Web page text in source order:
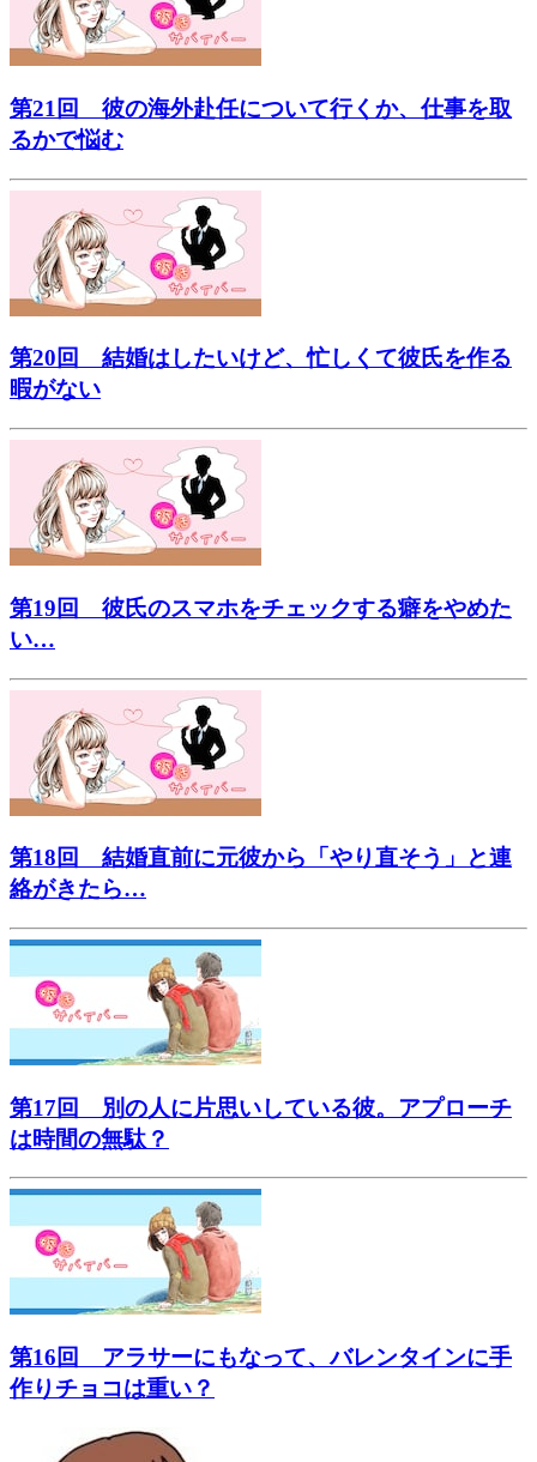
第21回 彼の海外赴任について行くか、仕事を取
るかで悩む
第20回 結婚はしたいけど、忙しくて彼氏を作る
暇がない
第19回 彼氏のスマホをチェックする癖をやめた
い…
第18回 結婚直前に元彼から「やり直そう」と連
絡がきたら…
第17回 別の人に片思いしている彼。アプローチ
は時間の無駄？
第16回 アラサーにもなって、バレンタインに手
作りチョコは重い？